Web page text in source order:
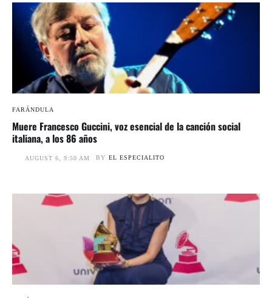
FARÁNDULA
Muere Francesco Guccini, voz esencial de la canción social
italiana, a los 86 años
AUGUST 6, 9:50 AM BY EL ESPECIALITO